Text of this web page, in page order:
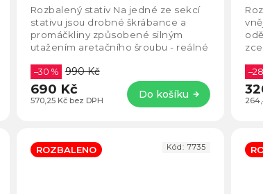
hvězdiček.
hvězdiček.
570,25 Kč bez DPH
–30 % 990 Kč
690 Kč Do košíku
Rozbalený stativ Na jedné ze sekcí
stativu jsou drobné škrábance a
promáčkliny způsobené silným
utažením aretačního šroubu - reálné
Standardní...
ROZBALENO Kód:7735